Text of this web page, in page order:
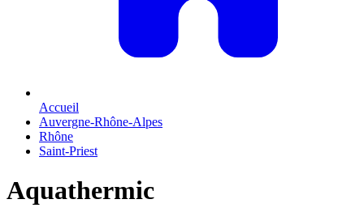
Accueil
Auvergne-Rhône-Alpes
Rhône
Saint-Priest
Aquathermic